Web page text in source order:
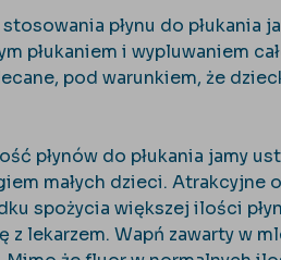
płynu do
płukaniem i wypluwaniem
pod warunkiem, że
płynów do płukania jamy
małych dzieci. Atrakcyjne
spożycia większej ilości
lekarzem. Wapń zawarty w